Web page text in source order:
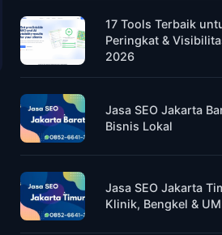
17 Tools Terbaik
Peringkat &
2026
Jasa SEO Jakarta
Bisnis Lokal
Jasa SEO Jakarta
Klinik, Bengkel &